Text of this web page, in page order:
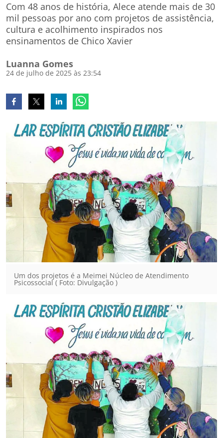
Com 48 anos de história, Alece atende mais de 30
mil pessoas por ano com projetos de assistência,
cultura e acolhimento inspirados nos
ensinamentos de Chico Xavier
Luanna Gomes
24 de julho de 2025 às 23:54
Um dos projetos é a Meimei Núcleo de Atendimento
Psicossocial ( Foto: Divulgação )